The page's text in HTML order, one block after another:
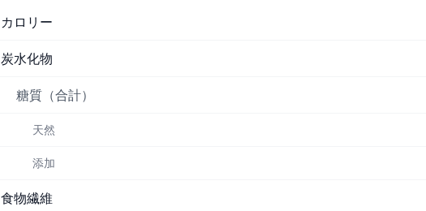
カロリー
炭水化物
糖質（合計）
天然
添加
食物繊維